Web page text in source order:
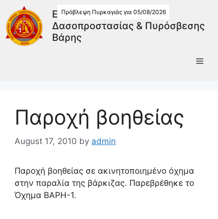
Εθελοντική Ομάδα
Δασοπροστασίας & Πυρόσβεσης
Βάρης
Πρόβλεψη Πυρκαγιάς για 05/08/2026
Παροχή βοηθείας
August 17, 2010 by admin
Παροχή βοηθείας σε ακινητοποιημένο όχημα
στην παραλία της βάρκιζας. Παρεβρέθηκε το
Όχημα ΒΑΡΗ-1.